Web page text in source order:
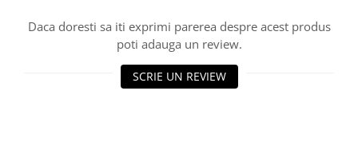
Buson golire ulei
Intretinere si curatare filtre moto
Daca doresti sa iti exprimi parerea despre acest produs
poti adauga un review.
SCRIE UN REVIEW